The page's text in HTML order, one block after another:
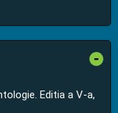
-
Editia a V-a,